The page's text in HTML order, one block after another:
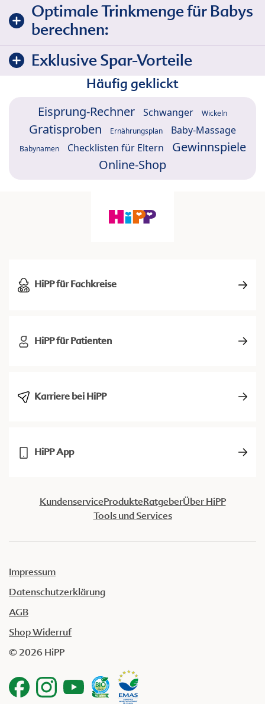
Optimale Trinkmenge für Babys
berechnen:
Exklusive Spar-Vorteile
Häufig geklickt
Eisprung-Rechner Schwanger Wickeln
Gratisproben Ernährungsplan Baby-Massage
Babynamen Checklisten für Eltern
Gewinnspiele
Online-Shop
HiPP für Fachkreise
HiPP für Patienten
Karriere bei HiPP
HiPP App
KundenserviceProdukteRatgeberÜber HiPP
Tools und Services
Impressum
Datenschutzerklärung
AGB
Shop Widerruf
© 2026 HiPP